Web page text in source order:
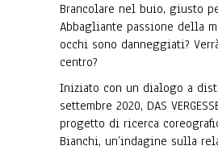
Brancolare nel buio, giusto
Abbagliante passione della
occhi sono danneggiati?
centro?
Iniziato con un dialogo a
settembre 2020, DAS
progetto di ricerca
Bianchi, un’indagine sulla